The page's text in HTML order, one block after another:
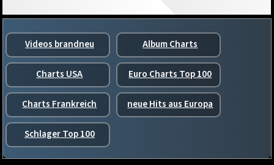
Videos brandneu Album Charts
Charts USA Euro Charts Top 100
Charts Frankreich neue Hits aus Europa
Schlager Top 100